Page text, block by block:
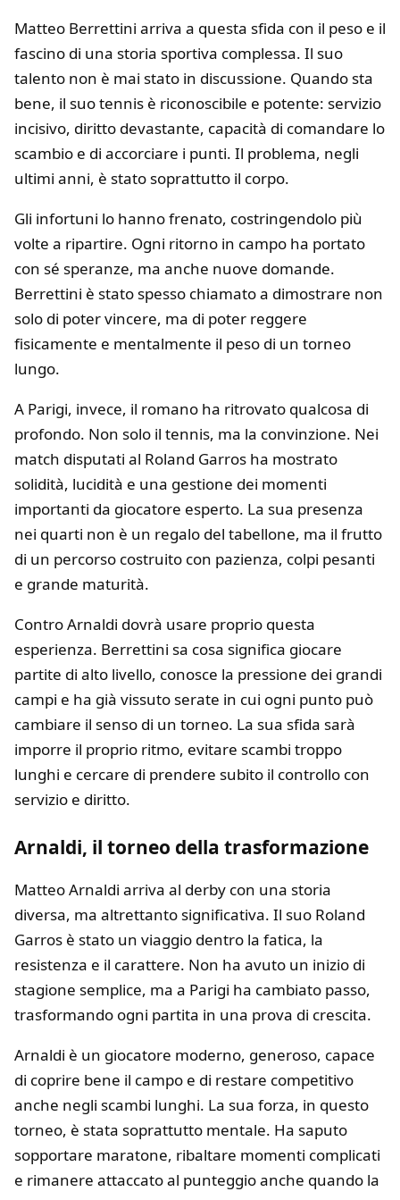
Matteo Berrettini arriva a questa sfida con il peso e il
fascino di una storia sportiva complessa. Il suo
talento non è mai stato in discussione. Quando sta
bene, il suo tennis è riconoscibile e potente: servizio
incisivo, diritto devastante, capacità di comandare lo
scambio e di accorciare i punti. Il problema, negli
ultimi anni, è stato soprattutto il corpo.
Gli infortuni lo hanno frenato, costringendolo più
volte a ripartire. Ogni ritorno in campo ha portato
con sé speranze, ma anche nuove domande.
Berrettini è stato spesso chiamato a dimostrare non
solo di poter vincere, ma di poter reggere
fisicamente e mentalmente il peso di un torneo
lungo.
A Parigi, invece, il romano ha ritrovato qualcosa di
profondo. Non solo il tennis, ma la convinzione. Nei
match disputati al Roland Garros ha mostrato
solidità, lucidità e una gestione dei momenti
importanti da giocatore esperto. La sua presenza
nei quarti non è un regalo del tabellone, ma il frutto
di un percorso costruito con pazienza, colpi pesanti
e grande maturità.
Contro Arnaldi dovrà usare proprio questa
esperienza. Berrettini sa cosa significa giocare
partite di alto livello, conosce la pressione dei grandi
campi e ha già vissuto serate in cui ogni punto può
cambiare il senso di un torneo. La sua sfida sarà
imporre il proprio ritmo, evitare scambi troppo
lunghi e cercare di prendere subito il controllo con
servizio e diritto.
Arnaldi, il torneo della trasformazione
Matteo Arnaldi arriva al derby con una storia
diversa, ma altrettanto significativa. Il suo Roland
Garros è stato un viaggio dentro la fatica, la
resistenza e il carattere. Non ha avuto un inizio di
stagione semplice, ma a Parigi ha cambiato passo,
trasformando ogni partita in una prova di crescita.
Arnaldi è un giocatore moderno, generoso, capace
di coprire bene il campo e di restare competitivo
anche negli scambi lunghi. La sua forza, in questo
torneo, è stata soprattutto mentale. Ha saputo
sopportare maratone, ribaltare momenti complicati
e rimanere attaccato al punteggio anche quando la